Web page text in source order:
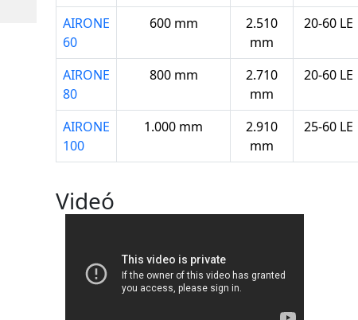
AIRONE
60
600 mm
2.510
mm
20-60 LE
AIRONE
80
800 mm
2.710
mm
20-60 LE
AIRONE
100
1.000 mm
2.910
mm
25-60 LE
Videó